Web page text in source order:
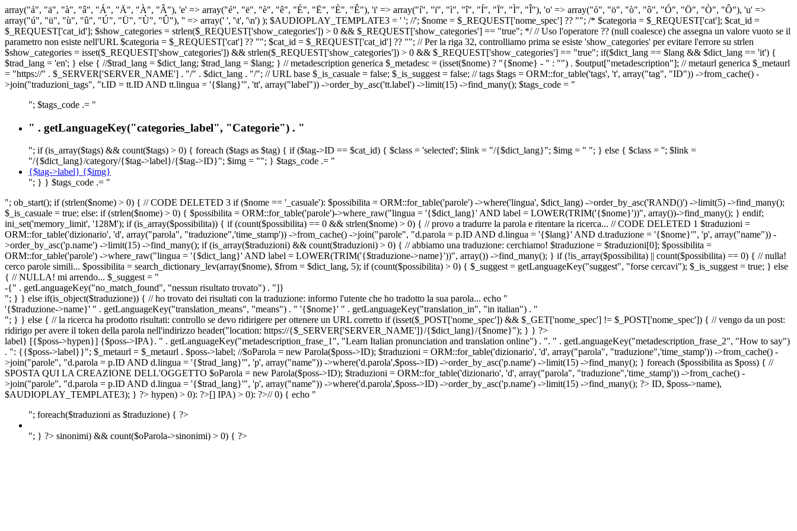
array("á", "ä", "à", "â", "Á", "Ä", "À", "Â"), 'e' => array("é", "ë", "è", "ê", "É", "Ë", "È", "Ê"), 'i' => array("í", "ï", "ì", "î", "Í", "Ï", "Ì", "Î"), 'o' => array("ó", "ö", "ò", "ô", "Ó", "Ö", "Ò", "Ô"), 'u' =>
array("ú", "ü", "ù", "û", "Ú", "Ü", "Ù", "Û"), '' => array(' ', '\t', '\n') ); $AUDIOPLAY_TEMPLATE3 = ' '; //'; $nome = $_REQUEST['nome_spec'] ?? ""; /* $categoria = $_REQUEST['cat']; $cat_id =
$_REQUEST['cat_id']; $show_categories = strlen($_REQUEST['show_categories']) > 0 && $_REQUEST['show_categories'] == "true"; */ // Uso l'operatore ?? (null coalesce) che assegna un valore vuoto se il
parametro non esiste nell'URL $categoria = $_REQUEST['cat'] ?? ""; $cat_id = $_REQUEST['cat_id'] ?? ""; // Per la riga 32, controlliamo prima se esiste 'show_categories' per evitare l'errore su strlen
$show_categories = isset($_REQUEST['show_categories']) && strlen($_REQUEST['show_categories']) > 0 && $_REQUEST['show_categories'] == "true"; if($dict_lang == $lang && $dict_lang == 'it') {
$trad_lang = 'en'; } else { //$trad_lang = $dict_lang; $trad_lang = $lang; } // metadescription generica $_metadesc = (isset($nome) ? "{$nome} - " : "") . $output["metadescription"]; // metaurl generica $_metaurl
= "https://" . $_SERVER['SERVER_NAME'] . "/" . $dict_lang . "/"; // URL base $_is_casuale = false; $_is_suggest = false; // tags $tags = ORM::for_table('tags', 't', array("tag", "ID")) ->from_cache() -
>join("traduzioni_tags", "t.ID = tt.ID AND tt.lingua = '{$lang}'", 'tt', array("label")) ->order_by_asc('tt.label') ->limit(15) ->find_many(); $tags_code = "
"; $tags_code .= "
" . getLanguageKey("categories_label", "Categorie") . "
"; if (is_array($tags) && count($tags) > 0) { foreach ($tags as $tag) { if ($tag->ID == $cat_id) { $class = 'selected'; $link = "/{$dict_lang}"; $img = " "; } else { $class = ''; $link =
"/{$dict_lang}/category/{$tag->label}/{$tag->ID}"; $img = ""; } $tags_code .= "
{$tag->label} {$img}
"; } } $tags_code .= "
"; ob_start(); if (strlen($nome) > 0) { // CODE DELETED 3 if ($nome == '_casuale'): $possibilita = ORM::for_table('parole') ->where('lingua', $dict_lang) ->order_by_asc('RAND()') ->limit(5) ->find_many();
$_is_casuale = true; else: if (strlen($nome) > 0) { $possibilita = ORM::for_table('parole')->where_raw("lingua = '{$dict_lang}' AND label = LOWER(TRIM('{$nome}'))", array())->find_many(); } endif;
ini_set('memory_limit', '128M'); if (is_array($possibilita)) { if (count($possibilita) == 0 && strlen($nome) > 0) { // provo a tradurre la parola e ritentare la ricerca... // CODE DELETED 1 $traduzioni =
ORM::for_table('dizionario', 'd', array("parola", "traduzione",'time_stamp')) ->from_cache() ->join("parole", "d.parola = p.ID AND d.lingua = '{$lang}' AND d.traduzione = '{$nome}'", 'p', array("name")) -
>order_by_asc('p.name') ->limit(15) ->find_many(); if (is_array($traduzioni) && count($traduzioni) > 0) { // abbiamo una traduzione: cerchiamo! $traduzione = $traduzioni[0]; $possibilita =
ORM::for_table('parole') ->where_raw("lingua = '{$dict_lang}' AND label = LOWER(TRIM('{$traduzione->name}'))", array()) ->find_many(); } if (!is_array($possibilita) || count($possibilita) == 0) { // nulla!
cerco parole simili... $possibilita = search_dictionary_lev(array($nome), $from = $dict_lang, 5); if (count($possibilita) > 0) { $_suggest = getLanguageKey("suggest", "forse cercavi"); $_is_suggest = true; } else
{ // NULLA! mi arrendo... $_suggest = "
-{" . getLanguageKey("no_match_found", "nessun risultato trovato") . "]}
"; } } else if(is_object($traduzione)) { // ho trovato dei risultati con la traduzione: informo l'utente che ho tradotto la sua parola... echo "
'{$traduzione->name}' " . getLanguageKey("translation_means", "means") . " '{$nome}' " . getLanguageKey("translation_in", "in italian") . "
"; } } else { // la ricerca ha prodotto risultati: controllo se devo ridirigere per ottenere un URL corretto if (isset($_POST['nome_spec']) && $_GET['nome_spec'] != $_POST['nome_spec']) { // vengo da un post:
ridirigo per avere il token della parola nell'indirizzo header("location: https://{$_SERVER['SERVER_NAME']}/{$dict_lang}/{$nome}"); } } ?>
label} [{$poss->hypen}] {$poss->IPA}. " . getLanguageKey("metadescription_frase_1", "Learn Italian pronunciation and translation online") . ". " . getLanguageKey("metadescription_frase_2", "How to say")
. ": {{$poss->label}}"; $_metaurl = $_metaurl . $poss->label; //$oParola = new Parola($poss->ID); $traduzioni = ORM::for_table('dizionario', 'd', array("parola", "traduzione",'time_stamp')) ->from_cache() -
>join("parole", "d.parola = p.ID AND d.lingua = '{$trad_lang}'", 'p', array("name")) ->where('d.parola',$poss->ID) ->order_by_asc('p.name') ->limit(15) ->find_many(); } foreach ($possibilita as $poss) { //
SPOSTA QUI LA CREAZIONE DELL'OGGETTO $oParola = new Parola($poss->ID); $traduzioni = ORM::for_table('dizionario', 'd', array("parola", "traduzione",'time_stamp')) ->from_cache() -
>join("parole", "d.parola = p.ID AND d.lingua = '{$trad_lang}'", 'p', array("name")) ->where('d.parola',$poss->ID) ->order_by_asc('p.name') ->limit(15) ->find_many(); ?> ID, $poss->name),
$AUDIOPLAY_TEMPLATE3); } ?> hypen) > 0): ?>[] IPA) > 0): ?>// 0) { echo "
"; foreach($traduzioni as $traduzione) { ?>
"; } ?> sinonimi) && count($oParola->sinonimi) > 0) { ?>